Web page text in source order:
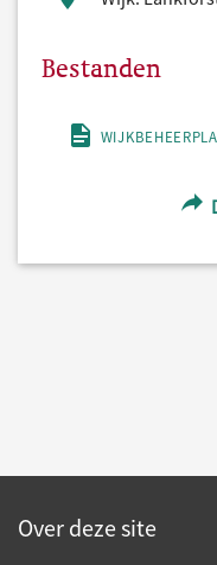
Bestanden
Over deze site